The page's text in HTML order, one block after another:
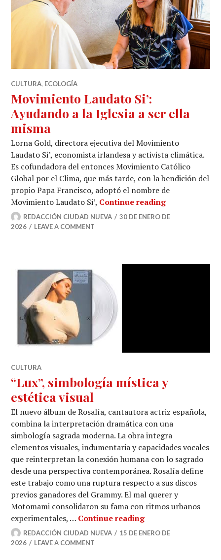
CULTURA, ECOLOGÍA
Movimiento Laudato Si’:
Ayudando a la Iglesia a ser ella
misma
Lorna Gold, directora ejecutiva del Movimiento
Laudato Si’, economista irlandesa y activista climática.
Es cofundadora del entonces Movimiento Católico
Global por el Clima, que más tarde, con la bendición del
propio Papa Francisco, adoptó el nombre de
Movimiento Laudato Si’, Continue readingMovimiento
REDACCIÓN CIUDAD NUEVA
30 DE ENERO DE
2026
LEAVE A COMMENT
CULTURA
“Lux”, simbología mística y
estética visual
El nuevo álbum de Rosalía, cantautora actriz española,
combina la interpretación dramática con una
simbología sagrada moderna. La obra integra
elementos visuales, indumentaria y capacidades vocales
que reinterpretan la conexión humana con lo sagrado
desde una perspectiva contemporánea. Rosalía define
este trabajo como una ruptura respecto a sus discos
previos ganadores del Grammy. El mal querer y
Motomami consolidaron su fama con ritmos urbanos
experimentales, … Continue reading“Lux”, simbología
REDACCIÓN CIUDAD NUEVA
15 DE ENERO DE
2026
LEAVE A COMMENT